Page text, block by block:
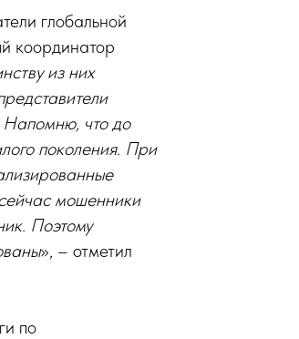
глобальной
координатор
из них
Напомню, что до
поколения. При
мошенники
Поэтому
», – отметил
по